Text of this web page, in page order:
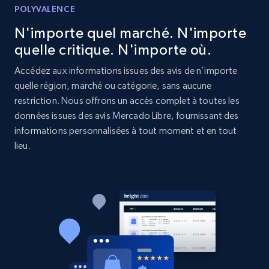
Reviews count shop, Reviews count item, Initial
price, and more.
1.9K+ 322+ Commencer
Etsy - Collect data on products using
specified keywords
price, and more.
1.9K+ Commencer
POLYVALENCE
N'importe quel marché. N'importe
quelle critique. N'importe où.
Accédez aux informations issues des avis de n’importe
quelle région, marché ou catégorie, sans aucune
restriction. Nous offrons un accès complet à toutes les
données issues des avis Mercado Libre, fournissant des
informations personnalisées à tout moment et en tout
lieu.